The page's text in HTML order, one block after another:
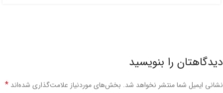
دیدگاهتان را بنویسید
نشانی ایمیل شما منتشر نخواهد شد. بخش‌های موردنیاز علامت‌گذاری شده‌اند *